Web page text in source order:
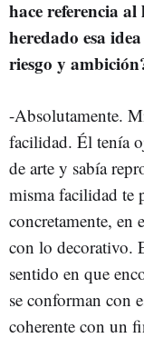
hace referencia
heredado esa
riesgo y
-Absolutamente.
facilidad. Él tenía
de arte y sabía
misma facilidad te
concretamente, en
con lo decorativo.
sentido en que
se conforman con
coherente con un